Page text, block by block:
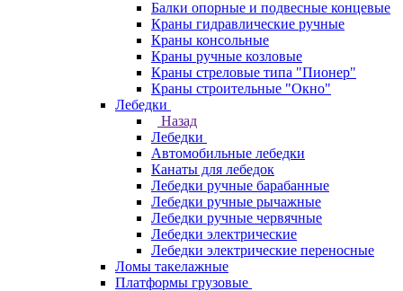
Балки опорные и подвесные концевые
Краны гидравлические ручные
Краны консольные
Краны ручные козловые
Краны стреловые типа "Пионер"
Краны строительные "Окно"
Лебедки
Назад
Лебедки
Автомобильные лебедки
Канаты для лебедок
Лебедки ручные барабанные
Лебедки ручные рычажные
Лебедки ручные червячные
Лебедки электрические
Лебедки электрические переносные
Ломы такелажные
Платформы грузовые